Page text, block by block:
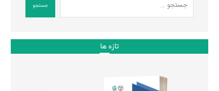
جستجو
تازه ها